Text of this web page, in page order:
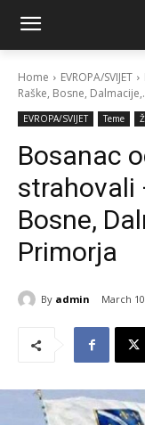
Home EVROPA/SVIJET
Raške, Bosne,
EVROPA/SVIJET Teme
Bosanac
strahovali
Bosne,
Primorja
By admin March